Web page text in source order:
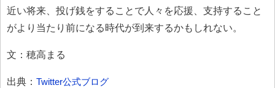
近い将来、投げ銭をすることで人々を応援、支持すること
がより当たり前になる時代が到来するかもしれない。
文：穂高まる
出典： Twitter公式ブログ